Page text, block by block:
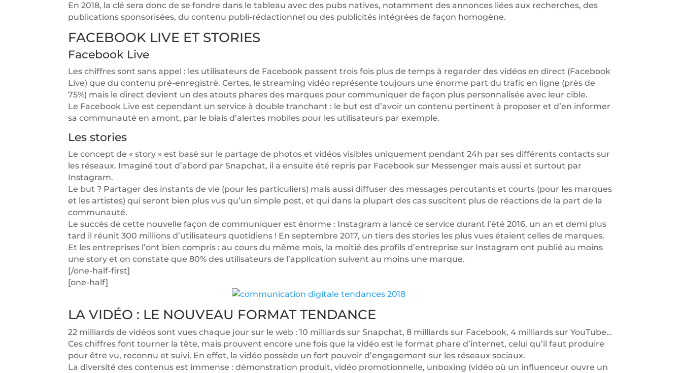
En 2018, la clé sera donc de se fondre dans le tableau avec des pubs natives, notamment des annonces liées aux recherches, des
publications sponsorisées, du contenu publi-rédactionnel ou des publicités intégrées de façon homogène.
FACEBOOK LIVE ET STORIES
Facebook Live
Les chiffres sont sans appel : les utilisateurs de Facebook passent trois fois plus de temps à regarder des vidéos en direct (Facebook
Live) que du contenu pré-enregistré. Certes, le streaming vidéo représente toujours une énorme part du trafic en ligne (près de
75%) mais le direct devient un des atouts phares des marques pour communiquer de façon plus personnalisée avec leur cible.
Le Facebook Live est cependant un service à double tranchant : le but est d’avoir un contenu pertinent à proposer et d’en informer
sa communauté en amont, par le biais d’alertes mobiles pour les utilisateurs par exemple.
Les stories
Le concept de « story » est basé sur le partage de photos et vidéos visibles uniquement pendant 24h par ses différents contacts sur
les réseaux. Imaginé tout d’abord par Snapchat, il a ensuite été repris par Facebook sur Messenger mais aussi et surtout par
Instagram.
Le but ? Partager des instants de vie (pour les particuliers) mais aussi diffuser des messages percutants et courts (pour les marques
et les artistes) qui seront bien plus vus qu’un simple post, et qui dans la plupart des cas suscitent plus de réactions de la part de la
communauté.
Le succès de cette nouvelle façon de communiquer est énorme : Instagram a lancé ce service durant l’été 2016, un an et demi plus
tard il réunit 300 millions d’utilisateurs quotidiens ! En septembre 2017, un tiers des stories les plus vues étaient celles de marques.
Et les entreprises l’ont bien compris : au cours du même mois, la moitié des profils d’entreprise sur Instagram ont publié au moins
une story et on constate que 80% des utilisateurs de l’application suivent au moins une marque.
[/one-half-first]
[one-half]
LA VIDÉO : LE NOUVEAU FORMAT TENDANCE
22 milliards de vidéos sont vues chaque jour sur le web : 10 milliards sur Snapchat, 8 milliards sur Facebook, 4 milliards sur YouTube…
Ces chiffres font tourner la tête, mais prouvent encore une fois que la vidéo est le format phare d’internet, celui qu’il faut produire
pour être vu, reconnu et suivi. En effet, la vidéo possède un fort pouvoir d’engagement sur les réseaux sociaux.
La diversité des contenus est immense : démonstration produit, vidéo promotionnelle, unboxing (vidéo où un influenceur ouvre un